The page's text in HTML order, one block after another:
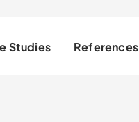
Studies References